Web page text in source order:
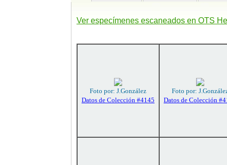
Ver especímenes escaneados en OTS
Foto por: J.González
Datos de Colección #4145
Foto por:
Datos de Colección